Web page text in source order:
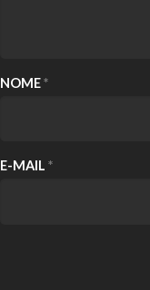
NOME*
E-MAIL*